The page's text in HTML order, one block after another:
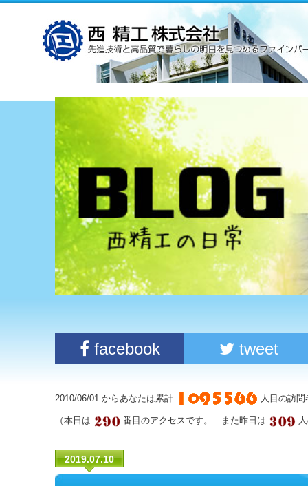
facebook tweet
2010/06/01 からあなたは累計 人目の訪
（本日は 番目のアクセスです。 また昨日は
2019.07.10